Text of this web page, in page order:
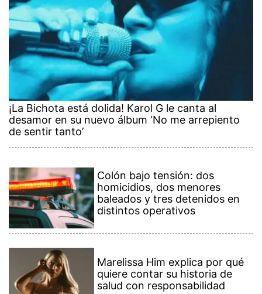
¡La Bichota está dolida! Karol G le canta al
desamor en su nuevo álbum ‘No me arrepiento
de sentir tanto’
Colón bajo tensión: dos
homicidios, dos menores
baleados y tres detenidos en
distintos operativos
Marelissa Him explica por qué
quiere contar su historia de
salud con responsabilidad